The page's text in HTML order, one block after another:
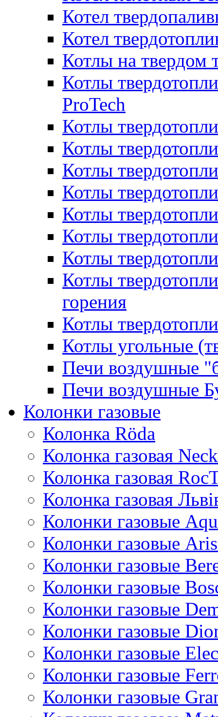
Котел
Котел
Котлы на твердом
Котлы
ProTech
Котлы
Котлы
Котлы
Котлы
Котлы
Котлы
Котлы
Котлы
горения
Котлы
Котлы угольные
Печи воздушные
Печи воздушные
Колонки газовые
Колонка Rӧda
Колонка газовая
Колонка газовая
Колонка газовая
Колонки газовые
Колонки газовые
Колонки газовые
Колонки газовые
Колонки газовые
Колонки газовые
Колонки газовые
Колонки газовые
Колонки газовые